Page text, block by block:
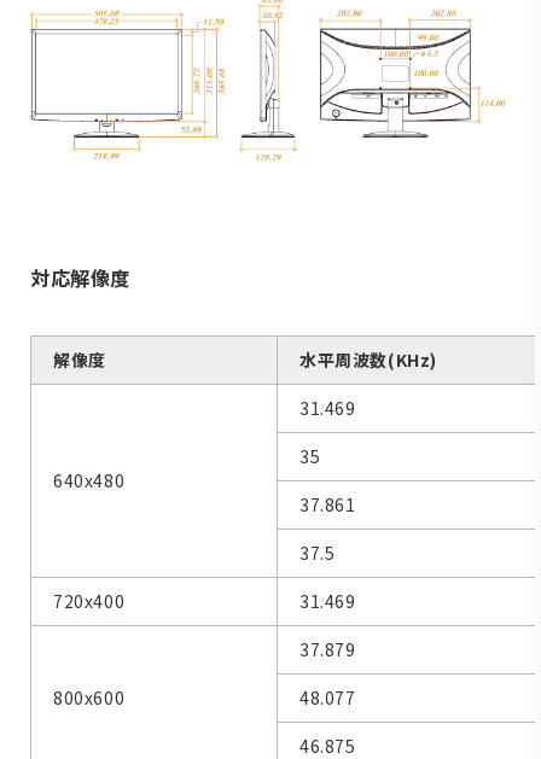
対応解像度
解像度 水平周波数(KHz)
640x480
31.469
35
37.861
37.5
720x400
31.469
800x600
37.879
48.077
46.875